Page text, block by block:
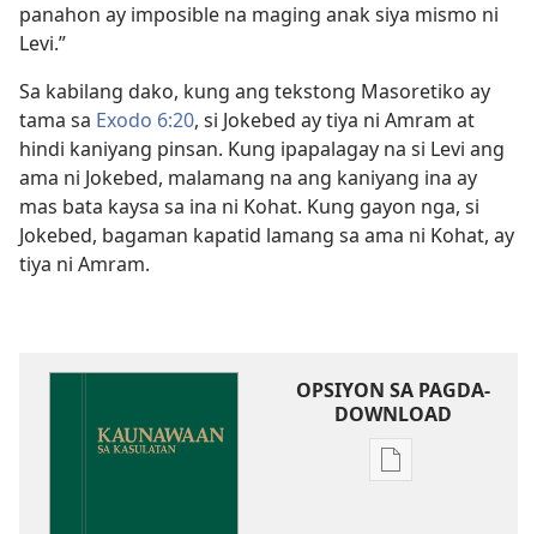
panahon ay imposible na maging anak siya mismo ni
Levi.”
Sa kabilang dako, kung ang tekstong Masoretiko ay
tama sa Exodo 6:20, si Jokebed ay tiya ni Amram at
hindi kaniyang pinsan. Kung ipapalagay na si Levi ang
ama ni Jokebed, malamang na ang kaniyang ina ay
mas bata kaysa sa ina ni Kohat. Kung gayon nga, si
Jokebed, bagaman kapatid lamang sa ama ni Kohat, ay
tiya ni Amram.
OPSIYON SA PAGDA-
DOWNLOAD
Opsiyon